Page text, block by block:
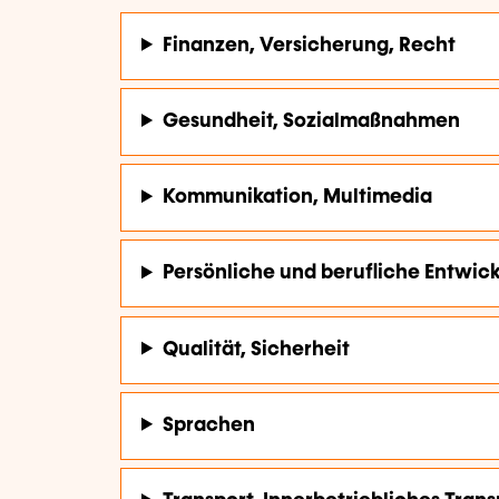
Finanzen, Versicherung, Recht
Gesundheit, Sozialmaßnahmen
Kommunikation, Multimedia
Persönliche und berufliche
Qualität, Sicherheit
Sprachen